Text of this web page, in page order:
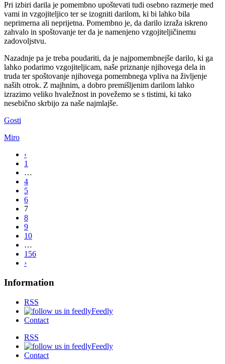
Pri izbiri darila je pomembno upoštevati tudi osebno razmerje med
vami in vzgojiteljico ter se izogniti darilom, ki bi lahko bila
neprimerna ali neprijetna. Pomembno je, da darilo izraža iskreno
zahvalo in spoštovanje ter da je namenjeno vzgojiteljičinemu
zadovoljstvu.
Nazadnje pa je treba poudariti, da je najpomembnejše darilo, ki ga
lahko podarimo vzgojiteljicam, naše priznanje njihovega dela in
truda ter spoštovanje njihovega pomembnega vpliva na življenje
naših otrok. Z majhnim, a dobro premišljenim darilom lahko
izrazimo veliko hvaležnost in povežemo se s tistimi, ki tako
nesebično skrbijo za naše najmlajše.
Gosti
Miro
‹
1
…
4
5
6
7
8
9
10
…
156
›
Information
RSS
Feedly
Contact
RSS
Feedly
Contact